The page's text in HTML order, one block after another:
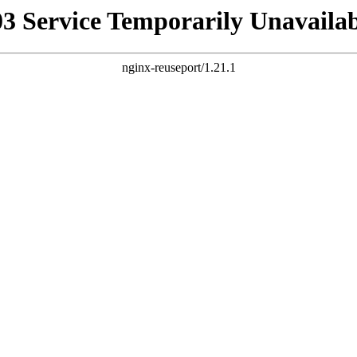
Service Temporarily
nginx-reuseport/1.21.1